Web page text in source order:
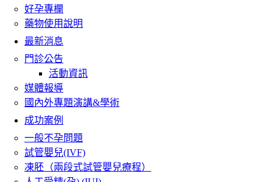
好孕專欄
藥物使用說明
最新消息
門診公告
活動資訊
媒體報導
國內外專題演講&學術
成功案例
一般不孕問題
試管嬰兒(IVF)
凍胚（兩段式試管嬰兒療程）